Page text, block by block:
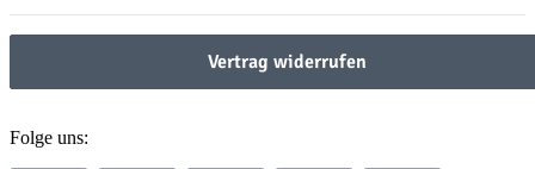
Vertrag widerrufen
Folge uns: